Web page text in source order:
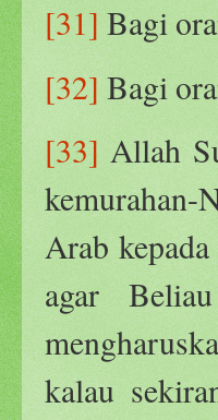
[31] Bagi
[32] Bagi
[33] Allah
kemurahan-
Arab
agar
kalau